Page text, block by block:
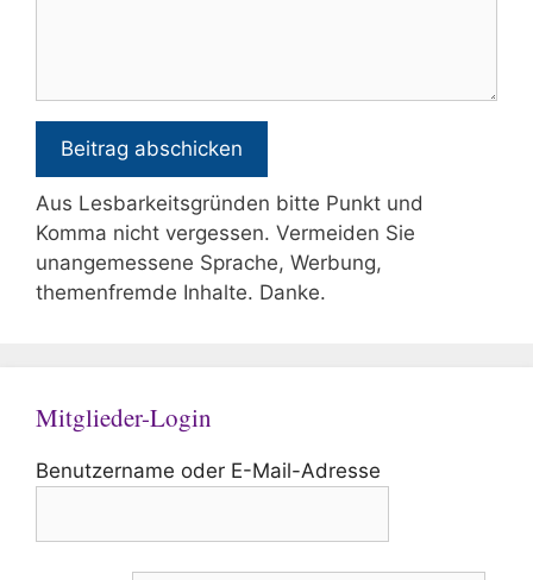
Aus Lesbarkeitsgründen bitte Punkt und
Komma nicht vergessen. Vermeiden Sie
unangemessene Sprache, Werbung,
themenfremde Inhalte. Danke.
Mitglieder-Login
Benutzername oder E-Mail-Adresse